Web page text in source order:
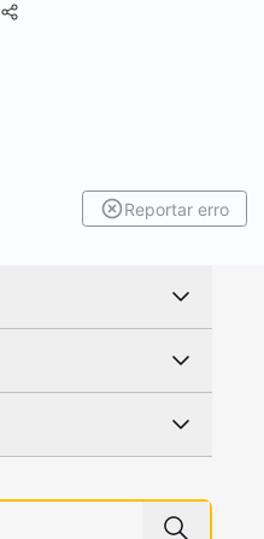
Reportar erro